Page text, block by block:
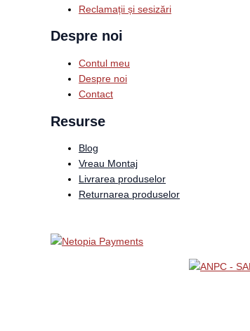
Reclamații și sesizări
Despre noi
Contul meu
Despre noi
Contact
Resurse
Blog
Vreau Montaj
Livrarea produselor
Returnarea produselor